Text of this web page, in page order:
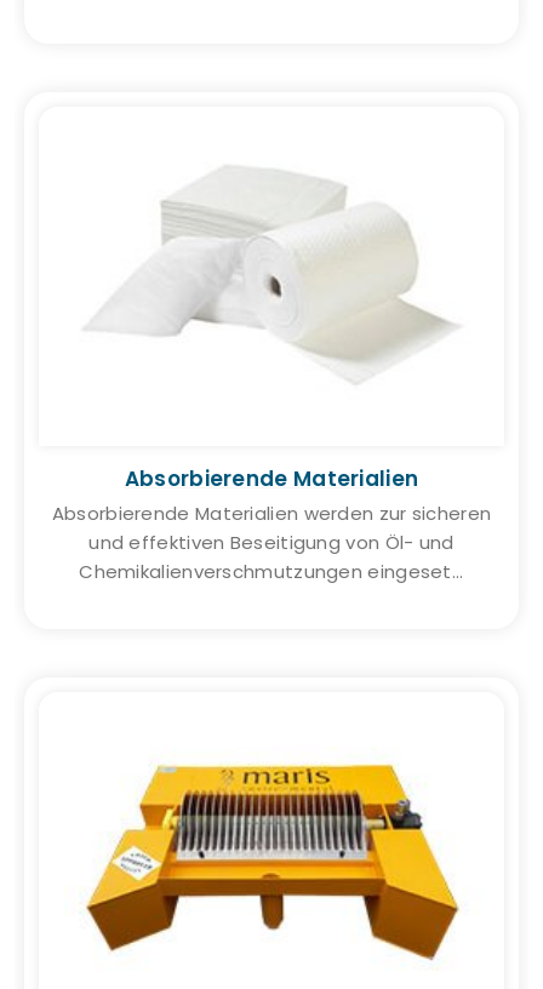
Absorbierende Materialien
Absorbierende Materialien werden zur sicheren
und effektiven Beseitigung von Öl- und
Chemikalienverschmutzungen eingeset...